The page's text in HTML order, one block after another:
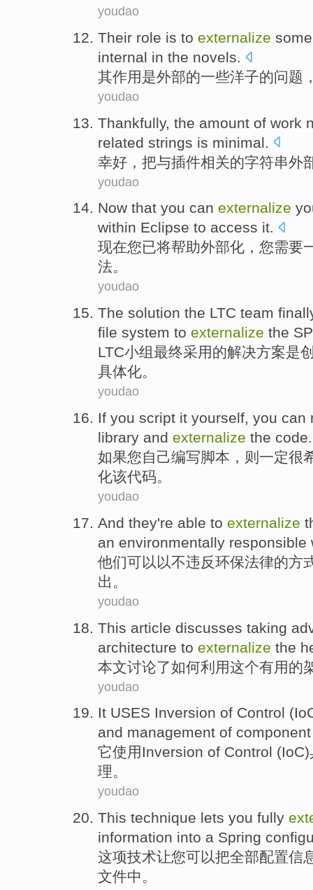
youdao
Their role is to externalize some
internal in the novels.
其作用是外部的一些洋子的问题
youdao
Thankfully, the amount of work
related strings is minimal
幸好 ， 把与插件相关的字符串外
youdao
Now that you can externalize
within Eclipse to access it.
现在您已将帮助外部化 ，您需要
法。
youdao
The solution the LTC team
file system to externalize the
LTC小组最终采用的解决方案是
具体化。
youdao
If you script it yourself, you can
library and externalize the code.
如果您自己编写脚本 ，则一定很
化该代码。
youdao
And they're able to externalize
an environmentally responsible
他们可以 以不违反环保法律的方
出。
youdao
This article discusses taking
architecture to externalize the
本文讨论了如何利用这个有用的
youdao
It USES Inversion of Control (
and management of component
它使用 Inversion of Control (IoC)
理。
youdao
This technique lets you fully
information into a Spring
这项技术让您可以把全部配置信
文件中。